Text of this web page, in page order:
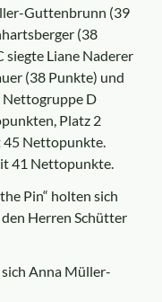
Guttenbrunn (39
(38
Liane Naderer
(38 Punkte) und
Nettogruppe D
Platz 2
45 Nettopunkte.
41 Nettopunkte.
Pin“ holten sich
Herren Schütter
Anna Müller-